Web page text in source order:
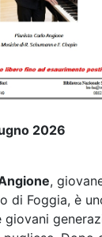
2026
,
di Foggia, è